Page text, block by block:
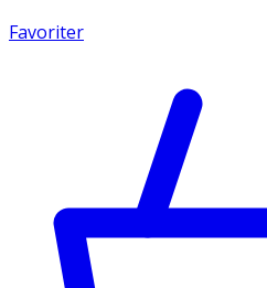
Favoriter